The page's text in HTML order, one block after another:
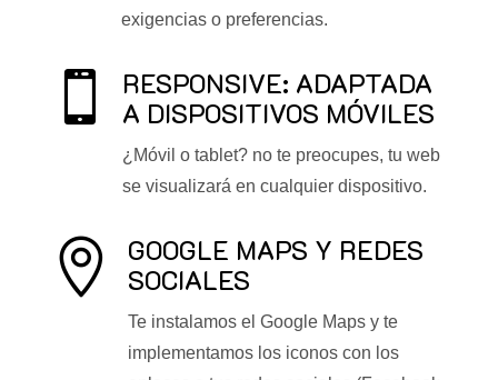
exigencias o preferencias.

RESPONSIVE: ADAPTADA
A DISPOSITIVOS MÓVILES
¿Móvil o tablet? no te preocupes, tu web
se visualizará en cualquier dispositivo.

GOOGLE MAPS Y REDES
SOCIALES
Te instalamos el Google Maps y te
implementamos los iconos con los